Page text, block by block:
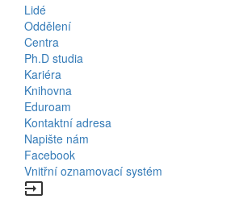
Lidé
Oddělení
Centra
Ph.D studia
Kariéra
Knihovna
Eduroam
Kontaktní adresa
Napište nám
Facebook
Vnitřní oznamovací systém
input